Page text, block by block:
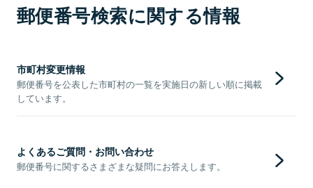
郵便番号検索に関する情報
市町村変更情報
郵便番号を公表した市町村の一覧を実施日の新しい順に掲載
しています。
よくあるご質問・お問い合わせ
郵便番号に関するさまざまな疑問にお答えします。